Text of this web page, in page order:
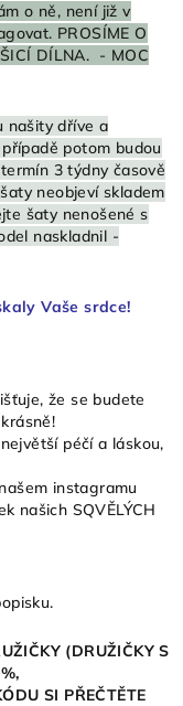
o ně, není již v
PROSÍME O
ŠICÍ DÍLNA. - MOC
našity dříve a
potom budou
3 týdny časově
neobjeví skladem
šaty nenošené s
naskladnil -
Vaše srdce!
že se budete
péčí a láskou,
instagramu
našich SQVĚLÝCH
(DRUŽIČKY S
SI PŘEČTĚTE